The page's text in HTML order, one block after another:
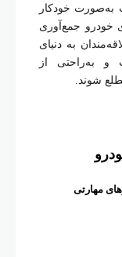
به‌صورت خودکار
خودرو جمع‌آوری
به دنیای
و به‌راحتی از
شوند.
مهارتی